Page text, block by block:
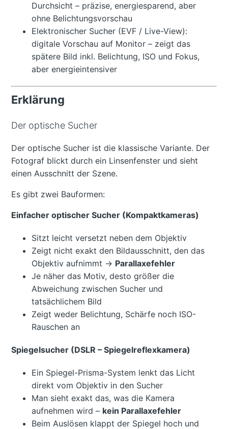
Durchsicht – präzise, energiesparend, aber
ohne Belichtungsvorschau
Elektronischer Sucher (EVF / Live-View):
digitale Vorschau auf Monitor – zeigt das
spätere Bild inkl. Belichtung, ISO und Fokus,
aber energieintensiver
Erklärung
Der optische Sucher
Der optische Sucher ist die klassische Variante. Der
Fotograf blickt durch ein Linsenfenster und sieht
einen Ausschnitt der Szene.
Es gibt zwei Bauformen:
Einfacher optischer Sucher (Kompaktkameras)
Sitzt leicht versetzt neben dem Objektiv
Zeigt nicht exakt den Bildausschnitt, den das
Objektiv aufnimmt → Parallaxefehler
Je näher das Motiv, desto größer die
Abweichung zwischen Sucher und
tatsächlichem Bild
Zeigt weder Belichtung, Schärfe noch ISO-
Rauschen an
Spiegelsucher (DSLR – Spiegelreflexkamera)
Ein Spiegel-Prisma-System lenkt das Licht
direkt vom Objektiv in den Sucher
Man sieht exakt das, was die Kamera
aufnehmen wird – kein Parallaxefehler
Beim Auslösen klappt der Spiegel hoch und